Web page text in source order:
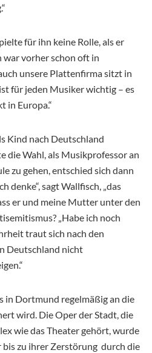
für ihn keine Rolle, als er
war vorher schon oft in
unsere Plattenfirma sitzt in
für jeden Musiker wichtig – es
in Europa.“
Kind nach Deutschland
die Wahl, als Musikprofessor an
zu gehen, entschied sich dann
denke“, sagt Wallfisch, „das
er und meine Mutter unter den
„Habe ich noch
traut sich nach den
Deutschland nicht
in Dortmund regelmäßig an die
wird. Die Oper der Stadt, die
wie das Theater gehört, wurde
bis zu ihrer Zerstörung durch die